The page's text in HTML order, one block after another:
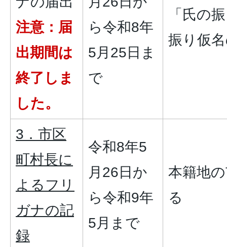
注意：届
出期間は
終了しま
した。
ら令和8年
5月25日ま
で
「氏の
振り仮
3．市区
町村長に
よるフリ
ガナの記
録
令和8年5
月26日か
ら令和9年
5月まで
本籍地
る